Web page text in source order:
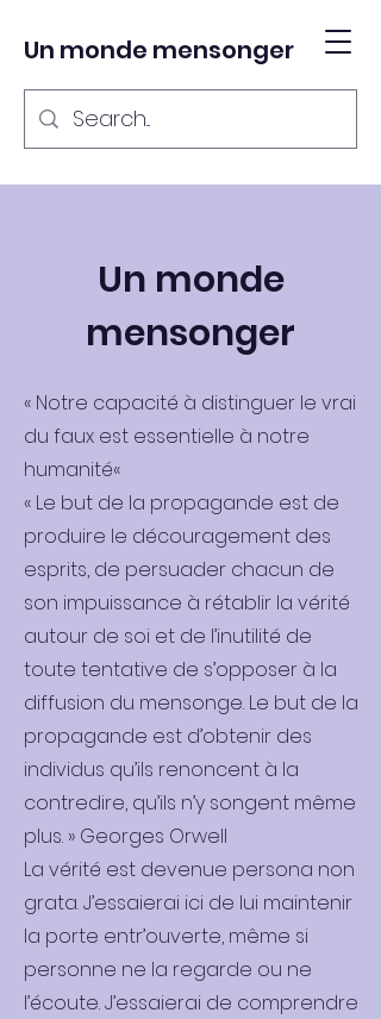
Un monde mensonger
Un monde
mensonger
« Notre capacité à distinguer le vrai
du faux est essentielle à notre
humanité«
« Le but de la propagande est de
produire le découragement des
esprits, de persuader chacun de
son impuissance à rétablir la vérité
autour de soi et de l’inutilité de
toute tentative de s’opposer à la
diffusion du mensonge. Le but de la
propagande est d’obtenir des
individus qu’ils renoncent à la
contredire, qu’ils n’y songent même
plus. » Georges Orwell
La vérité est devenue persona non
grata. J’essaierai ici de lui maintenir
la porte entr’ouverte, même si
personne ne la regarde ou ne
l’écoute. J’essaierai de comprendre